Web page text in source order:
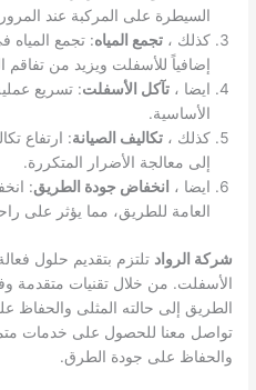
السيطرة على المركبة عند
كذلك ،تجمع المياه: تجمع المياه
إضافياً للأسفلت ويزيد من تفاقم
ايضا ،تآكل الأسفلت: تسريع
الأساسية.
كذلك ،تكاليف الصيانة: ارتفاع
إلى معالجة الأضرار المتكررة.
ايضا ، انخفاض جودة الطريق:
العامة للطريق، مما يؤثر على
شركة الرواد تلتزم بتقديم حلول
الأسفلت. من خلال تقنيات
الطريق إلى حالته المثلى والحفاظ
تواصل معنا للحصول على خدمات
والحفاظ على جودة الطرق.